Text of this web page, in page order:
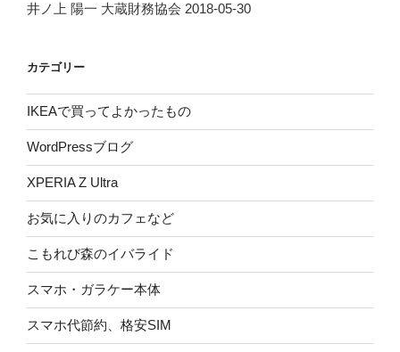
井ノ上 陽一 大蔵財務協会 2018-05-30
カテゴリー
IKEAで買ってよかったもの
WordPressブログ
XPERIA Z Ultra
お気に入りのカフェなど
こもれび森のイバライド
スマホ・ガラケー本体
スマホ代節約、格安SIM